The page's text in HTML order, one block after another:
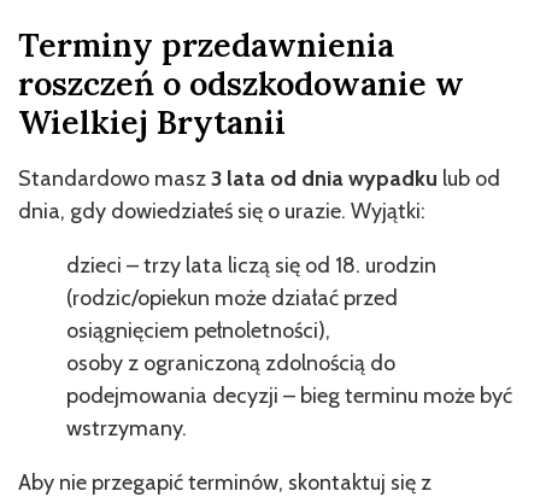
Terminy przedawnienia
roszczeń o odszkodowanie w
Wielkiej Brytanii
Standardowo masz3 lata od dnia wypadku lub od
dnia, gdy dowiedziałeś się o urazie. Wyjątki:
dzieci – trzy lata liczą się od 18. urodzin
(rodzic/opiekun może działać przed
osiągnięciem pełnoletności),
osoby z ograniczoną zdolnością do
podejmowania decyzji – bieg terminu może być
wstrzymany.
Aby nie przegapić terminów, skontaktuj się z